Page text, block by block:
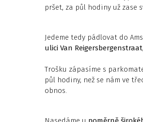
pršet, za půl hodiny už zase
Jedeme tedy pádlovat do
ulici Van Reigersbergenstraat
Trošku zápasíme s
půl hodiny, než se nám ve
obnos.